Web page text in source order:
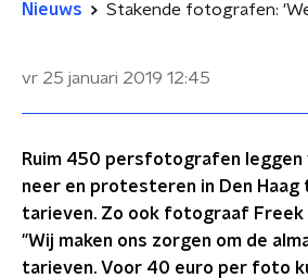
Nieuws
vr 25 januari 2019 12:45
Ruim 450 persfotografen leggen
neer en protesteren in Den Haag
tarieven. Zo ook fotograaf Freek
"Wij maken ons zorgen om de
tarieven. Voor 40 euro per foto